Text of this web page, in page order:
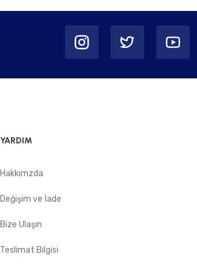
YARDIM
Hakkımzda
Değişim ve İade
Bize Ulaşın
Teslimat Bilgisi